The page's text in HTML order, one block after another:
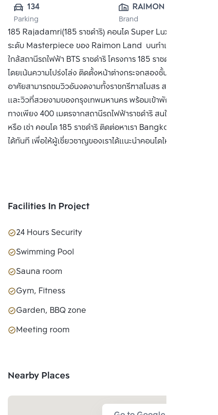
134
Parking
RAIMON LAND
PUBLIC CO.,
LTD.
Brand
185 Rajadamri(185 ราชดำริ) คอนโด Super Luxury ผลงาน
ระดับ Masterpiece ของ Raimon Land บนทำเลย่าน CBD
ใกล้สถานีรถไฟฟ้า BTS ราชดำริ โครงการ 185 ราชดำริ ออกแบบ
โดยเน้นความโปร่งโล่ง ติดตั้งหน้าต่างกระจกสองชั้นซึ่งทำให้ผู้พัก
อาศัยสามารถชมวิวอันงดงามทั้งราชกรีฑาสโมสร สวนลุมพินี
และวิวที่สวยงามของกรุงเทพมหานคร พร้อมเข้าพักอาศัย เดิน
ทางเพียง 400 เมตรจากสถานีรถไฟฟ้าราชดำริ สนใจ ซื้อ ขาย
หรือ เช่า คอนโด 185 ราชดำริ ติดต่อหาเรา Bangkok CitiSmart
ได้ทันที เพื่อให้ผู้เชี่ยวชาญของเราได้แนะนำคอนโดให้กับท่าน
Facilities In Project
24 Hours Security
Swimming Pool
Sauna room
Gym, Fitness
Garden, BBQ zone
Meeting room
Nearby Places